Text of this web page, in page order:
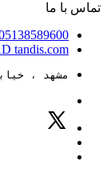
تماس با ما
tandis.com
مشهد ، خیابان